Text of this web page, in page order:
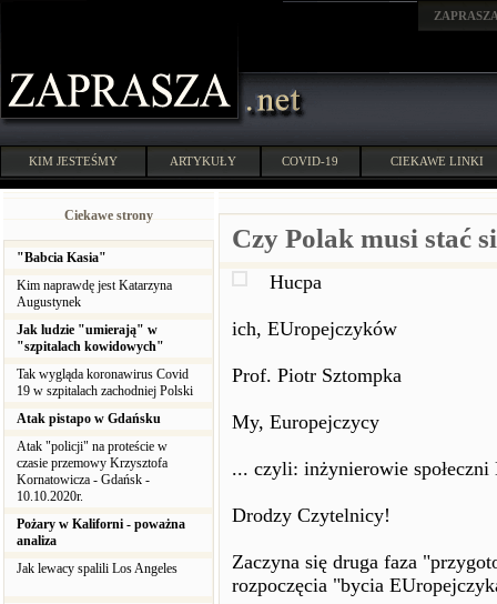
KIM JESTEŚMY ARTYKUŁY COVID-19 CIEKAWE LINKI
Ciekawe strony
"Babcia Kasia"
Kim naprawdę jest Katarzyna
Augustynek
Jak ludzie "umierają" w
"szpitalach kowidowych"
Tak wygląda koronawirus Covid
19 w szpitalach zachodniej Polski
Atak pistapo w Gdańsku
Atak "policji" na proteście w
czasie przemowy Krzysztofa
Kornatowicza - Gdańsk -
10.10.2020r.
Pożary w Kaliforni - poważna
analiza
Jak lewacy spalili Los Angeles
Czy Polak musi stać
Hucpa
ich, EUropejczyków
Prof. Piotr Sztompka
My, Europejczycy
... czyli: inżynierowie
Drodzy Czytelnicy!
Zaczyna się druga faza
rozpoczęcia "bycia